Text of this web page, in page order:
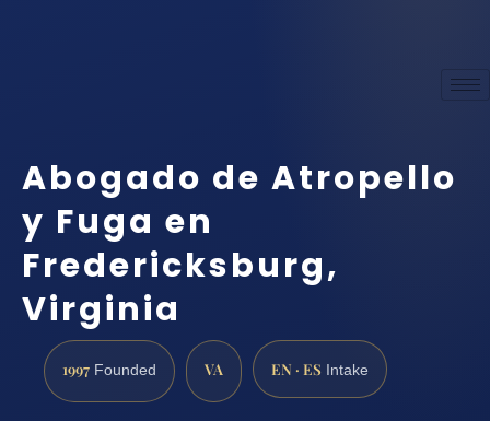
Abogado de Atropello
y Fuga en
Fredericksburg,
Virginia
1997 Founded VA EN · ES Intake